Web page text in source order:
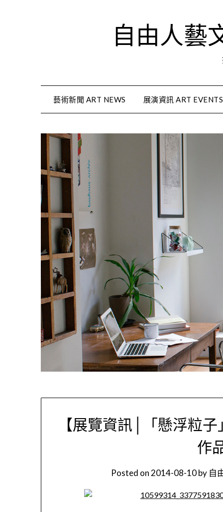
自由人藝
藝術新聞 ART NEWS 展演資訊 ART EVENTS
【展覽資訊│「懸浮粒
作
Posted on2014-08-10by 自